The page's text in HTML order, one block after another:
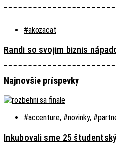
#akozacat
Randi so svojim biznis
Najnovšie príspevky
#accenture, #novinky,
Inkubovali sme 25